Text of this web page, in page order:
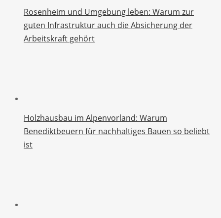
Rosenheim und Umgebung leben: Warum zur
guten Infrastruktur auch die Absicherung der
Arbeitskraft gehört
Holzhausbau im Alpenvorland: Warum
Benediktbeuern für nachhaltiges Bauen so beliebt
ist